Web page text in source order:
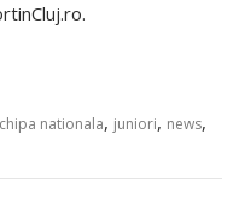
nationala, juniori, news,